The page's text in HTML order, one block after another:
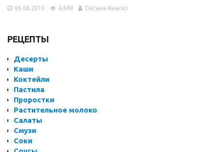
06.06.2016 4,680 Оксана Анаско
РЕЦЕПТЫ
Десерты
Каши
Коктейли
Пастила
Проростки
Растительное молоко
Салаты
Смузи
Соки